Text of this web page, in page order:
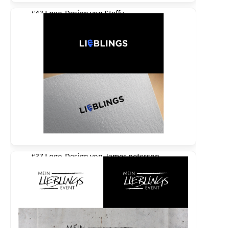
#43 Logo-Design vonSteffy
#37 Logo-Design vonJames peterson